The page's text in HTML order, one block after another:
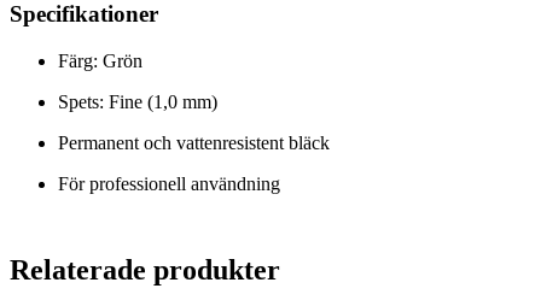
Specifikationer
Färg: Grön
Spets: Fine (1,0 mm)
Permanent och vattenresistent bläck
För professionell användning
Relaterade produkter